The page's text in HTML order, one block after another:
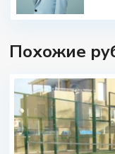
Похожие